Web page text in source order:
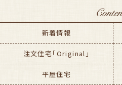
新着情報
注文住宅「Original」
平屋住宅